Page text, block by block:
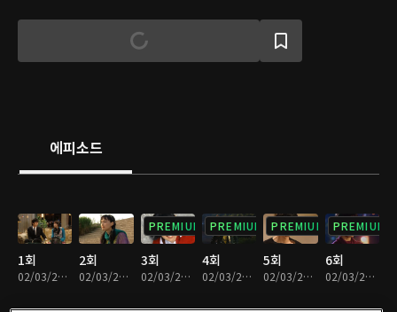
로 어려운 사람을 돕는 강국은 중아에게 연민을 느끼고 그가 삶의 의지를
되찾을 수 있게 돕는다. 한편 중아는 노동석이라는 의사의 눈에 띄어 그
의 병원에 취직한다. 그곳에서 만난 환자 재복과 계속 얽히고 결국은 사
에피소드
1회
02/03/2023 • 1시간 4분
2회
02/03/2023 • 1시간 7분
PREMIUM
3회
02/03/2023 • 1시간 3분
PREMIUM
4회
02/03/2023 • 1시간 10분
PREMIUM
5회
02/03/2023 • 1시간 2분
PREMIUM
6회
02/03/2023 • 1시간